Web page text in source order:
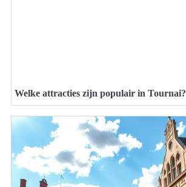
Welke attracties zijn populair in Tournai?